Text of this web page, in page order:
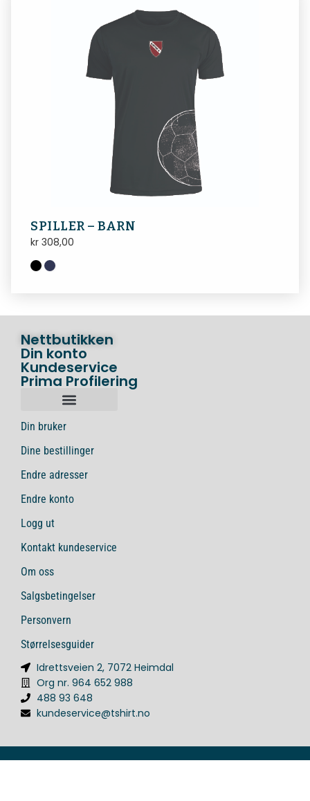
SPILLER – BARN
kr 308,00
Nettbutikken
Din konto
Kundeservice
Prima Profilering
Din bruker
Dine bestillinger
Endre adresser
Endre konto
Logg ut
Kontakt kundeservice
Om oss
Salgsbetingelser
Personvern
Størrelsesguider
Idrettsveien 2, 7072 Heimdal
Org nr. 964 652 988
488 93 648
kundeservice@tshirt.no